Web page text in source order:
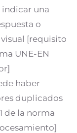
una
o
[requisito
UNE-EN
haber
duplicados
de la norma